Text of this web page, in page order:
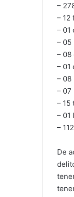
–
– 12
– 01
– 05
– 08
– 01
– 08
– 07
– 15
– 01
–
De